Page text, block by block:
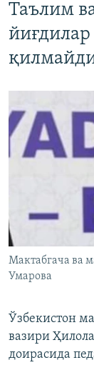
Таълим
Мактабгача ва
Умарова
Ўзбекистон
вазири
доирасида